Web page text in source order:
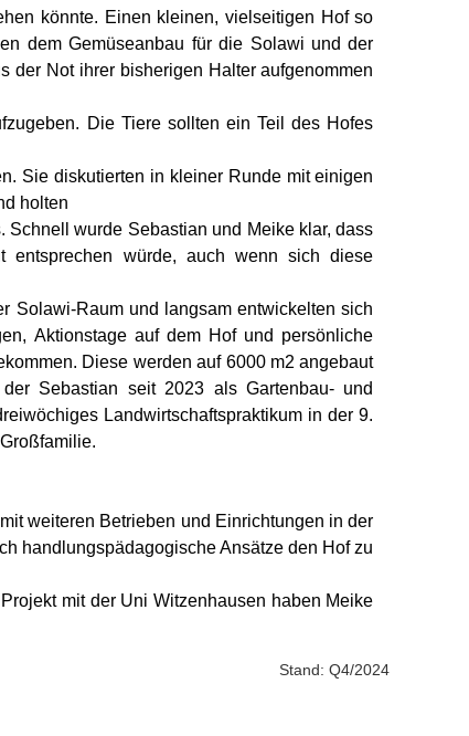
könnte. Einen kleinen, vielseitigen Hof so
dem Gemüseanbau für die Solawi und der
der Not ihrer bisherigen Halter aufgenommen
Die Tiere sollten ein Teil des Hofes
Sie diskutierten in kleiner Runde mit einigen
holten
wurde Sebastian und Meike klar, dass
entsprechen würde, auch wenn sich diese
Solawi-Raum und langsam entwickelten sich
Aktionstage auf dem Hof und persönliche
Diese werden auf 6000 m2 angebaut
Sebastian seit 2023 als Gartenbau- und
Landwirtschaftspraktikum in der 9.
weiteren Betrieben und Einrichtungen in der
handlungspädagogische Ansätze den Hof zu
mit der Uni Witzenhausen haben Meike
Stand: Q4/2024